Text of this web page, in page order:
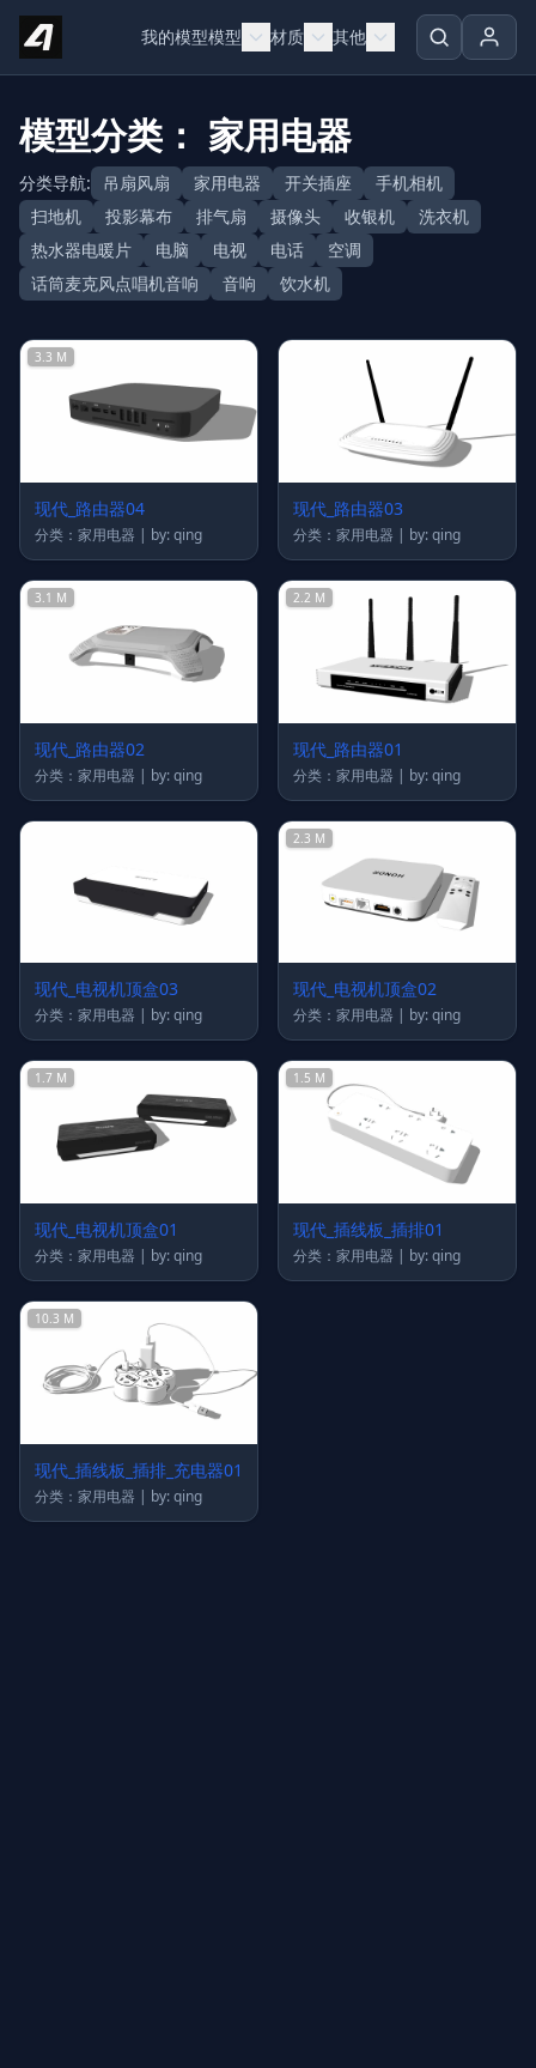
Skip to content
我的模型模型 材质 其他
模型分类： 家用电器
分类导航: 吊扇风扇 家用电器 开关插座
手机相机
扫地机
投影幕布 排气扇 摄像头 收银机
洗衣机
热水器电暖片
电脑 电视 电话
空调
话筒麦克风点唱机音响
音响 饮水机
3.3 M
现代_路由器04
分类：家用电器 | by: qing
现代_路由器03
分类：家用电器 | by: qing
3.1 M
现代_路由器02
分类：家用电器 | by: qing
2.2 M
现代_路由器01
分类：家用电器 | by: qing
现代_电视机顶盒03
分类：家用电器 | by: qing
2.3 M
现代_电视机顶盒02
分类：家用电器 | by: qing
1.7 M
现代_电视机顶盒01
分类：家用电器 | by: qing
1.5 M
现代_插线板_插排01
分类：家用电器 | by: qing
10.3 M
现代_插线板_插排_充电器01
分类：家用电器 | by: qing